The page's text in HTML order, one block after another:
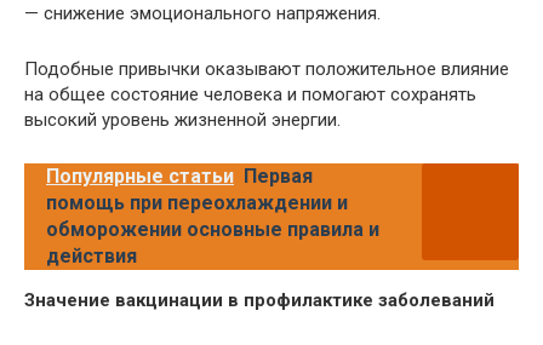
— снижение эмоционального напряжения.
Подобные привычки оказывают положительное влияние
на общее состояние человека и помогают сохранять
высокий уровень жизненной энергии.
Популярные статьи Первая
помощь при переохлаждении и
обморожении основные правила и
действия
Значение вакцинации в профилактике заболеваний